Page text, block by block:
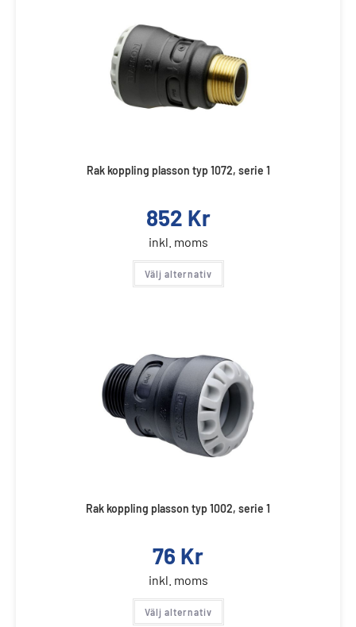
Rak koppling plasson typ 1072, serie 1
852 Kr
inkl. moms
Välj alternativ
Rak koppling plasson typ 1002, serie 1
76 Kr
inkl. moms
Välj alternativ